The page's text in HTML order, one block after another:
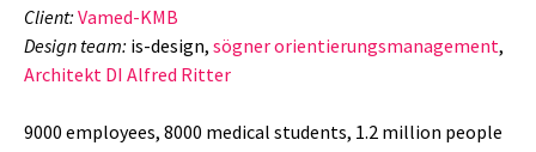
Client: Vamed-KMB
Design team: is-design, sögner orientierungsmanagement,
Architekt DI Alfred Ritter
9000 employees, 8000 medical students, 1.2 million people